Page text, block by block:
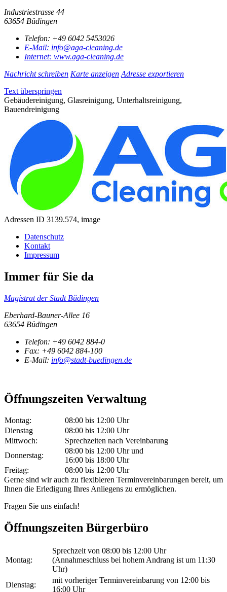
Industriestrasse 44
63654 Büdingen
Telefon: +49 6042 5453026
E-Mail: info@aga-cleaning.de
Internet: www.aga-cleaning.de
Nachricht schreiben Karte anzeigen Adresse exportieren
Text überspringen
Gebäudereinigung, Glasreinigung, Unterhaltsreinigung,
Bauendreinigung
Adressen ID 3139.574, image
Datenschutz
Kontakt
Impressum
Immer für Sie da
Magistrat der Stadt Büdingen
Eberhard-Bauner-Allee 16
63654 Büdingen
Telefon: +49 6042 884-0
Fax: +49 6042 884-100
E-Mail: info@stadt-buedingen.de
Öffnungszeiten Verwaltung
Montag:
08:00 bis 12:00 Uhr
Dienstag
08:00 bis 12:00 Uhr
Mittwoch:
Sprechzeiten nach Vereinbarung
Donnerstag:
08:00 bis 12:00 Uhr und
16:00 bis 18:00 Uhr
Freitag:
08:00 bis 12:00 Uhr
Gerne sind wir auch zu flexibleren Terminvereinbarungen bereit, um
Ihnen die Erledigung Ihres Anliegens zu ermöglichen.
Fragen Sie uns einfach!
Öffnungszeiten Bürgerbüro
Montag:
Sprechzeit von 08:00 bis 12:00 Uhr
(Annahmeschluss bei hohem Andrang ist um 11:30
Uhr)
Dienstag:
mit vorheriger Terminvereinbarung von 12:00 bis
16:00 Uhr